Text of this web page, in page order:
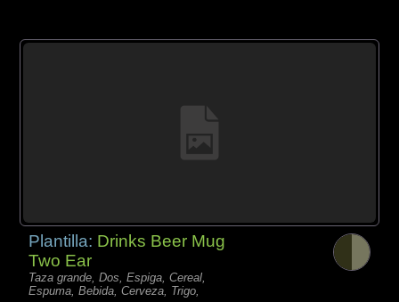
Plantilla: Drinks Beer Mug
Two Ear
Taza grande, Dos, Espiga, Cereal,
Espuma, Bebida, Cerveza, Trigo,